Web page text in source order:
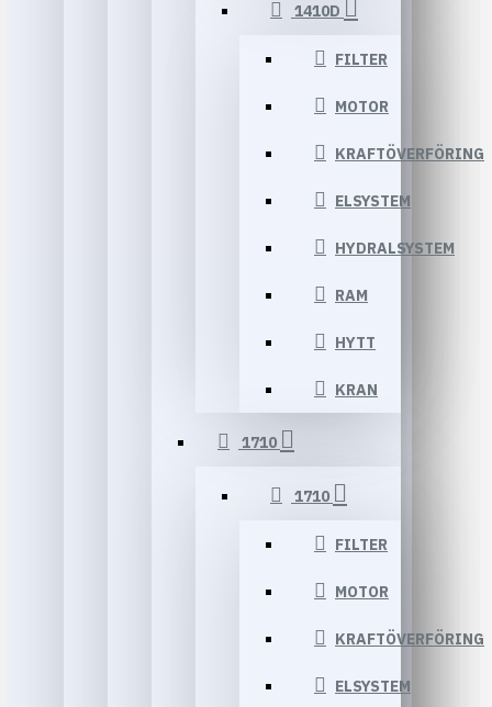
1410D
FILTER
MOTOR
KRAFTÖVERFÖRING
ELSYSTEM
HYDRALSYSTEM
RAM
HYTT
KRAN
1710
1710
FILTER
MOTOR
KRAFTÖVERFÖRING
ELSYSTEM